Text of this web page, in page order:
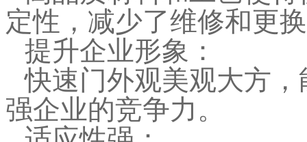
定性，减少了维修和更
提升企业形象：
快速门外观美观大方
强企业的竞争力。